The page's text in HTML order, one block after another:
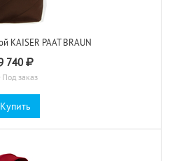
KAISER PAAT BRAUN
740
Под заказ
Купить